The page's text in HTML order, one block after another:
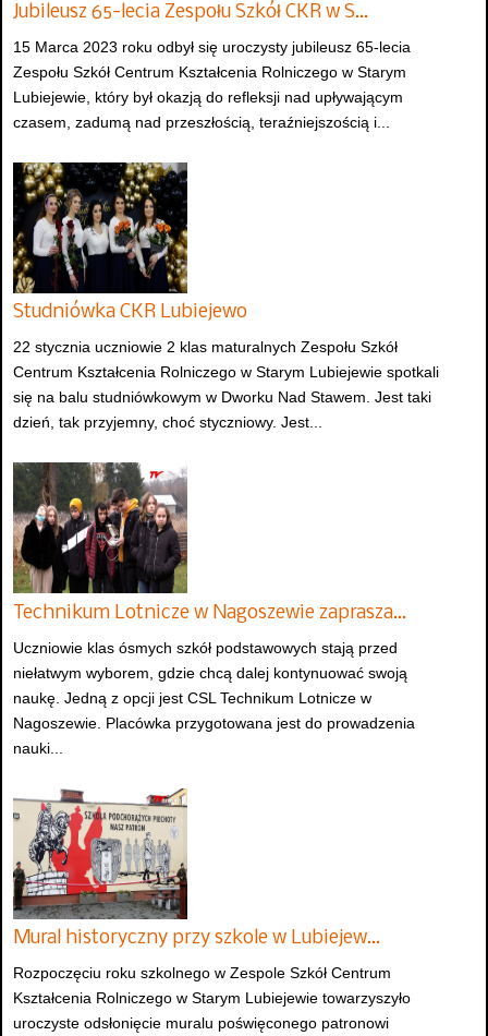
Jubileusz 65-lecia Zespołu Szkół CKR w S…
15 Marca 2023 roku odbył się uroczysty jubileusz 65-lecia
Zespołu Szkół Centrum Kształcenia Rolniczego w Starym
Lubiejewie, który był okazją do refleksji nad upływającym
czasem, zadumą nad przeszłością, teraźniejszością i...
Studniówka CKR Lubiejewo
22 stycznia uczniowie 2 klas maturalnych Zespołu Szkół
Centrum Kształcenia Rolniczego w Starym Lubiejewie spotkali
się na balu studniówkowym w Dworku Nad Stawem. Jest taki
dzień, tak przyjemny, choć styczniowy. Jest...
Technikum Lotnicze w Nagoszewie zaprasza…
Uczniowie klas ósmych szkół podstawowych stają przed
niełatwym wyborem, gdzie chcą dalej kontynuować swoją
naukę. Jedną z opcji jest CSL Technikum Lotnicze w
Nagoszewie. Placówka przygotowana jest do prowadzenia
nauki...
Mural historyczny przy szkole w Lubiejew…
Rozpoczęciu roku szkolnego w Zespole Szkół Centrum
Kształcenia Rolniczego w Starym Lubiejewie towarzyszyło
uroczyste odsłonięcie muralu poświęconego patronowi